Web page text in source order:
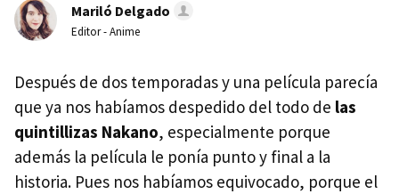
Mariló Delgado
Editor - Anime
Después de dos temporadas y una película parecía
que ya nos habíamos despedido del todo de las
quintillizas Nakano, especialmente porque
además la película le ponía punto y final a la
historia. Pues nos habíamos equivocado, porque el